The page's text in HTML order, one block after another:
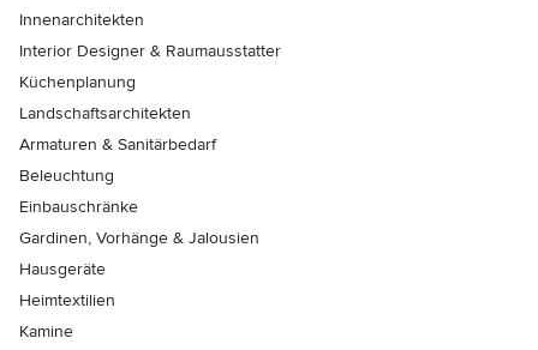
Innenarchitekten
Interior Designer & Raumausstatter
Küchenplanung
Landschaftsarchitekten
Armaturen & Sanitärbedarf
Beleuchtung
Einbauschränke
Gardinen, Vorhänge & Jalousien
Hausgeräte
Heimtextilien
Kamine